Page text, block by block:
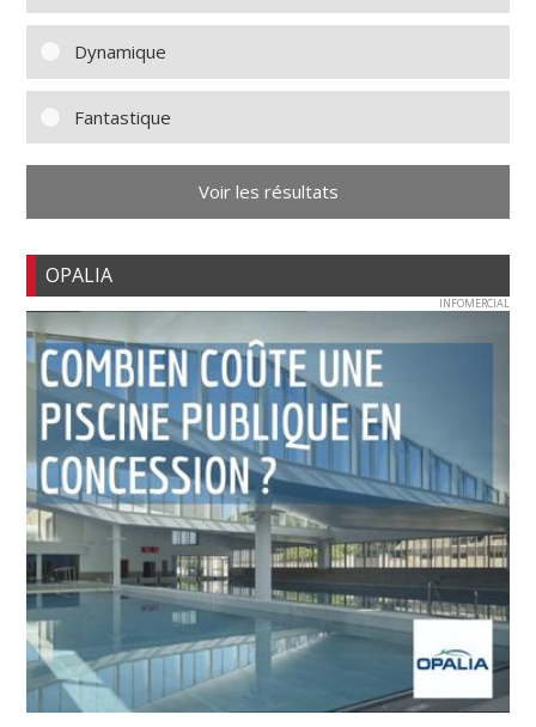
Dynamique
Fantastique
Voir les résultats
OPALIA
INFOMERCIAL